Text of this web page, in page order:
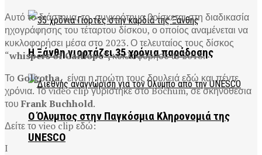
Η Ξάνθη γιορτάζει 35 χρόνια παράδοσης
Ο Όλυμπος στην Παγκόσμια Κληρονομιά της
UNESCO
Αυτό το διάστημα, το συγκρότημα βρίσκεται στη διαδικασία
ηχογράφησης του τέταρτου δίσκου, ο οποίος αναμένεται να
κυκλοφορήσει μέσα στο 2023. Ο τελευταίος τους δίσκος
“whispers of Calliope”,κυκλοφόρησε το 2018.
Το Golgotha, είναι η πρώτη τους δουλειά εδώ και πέντε
χρόνια. Το video clip γυρίστηκε στο Bochum, σε σκηνοθεσια
του Frank Buchhold.
Δείτε το vieo clip εδώ:
I